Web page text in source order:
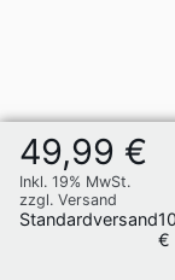
49,99 €
Inkl. 19% MwSt.
zzgl. Versand
Standardversand
€